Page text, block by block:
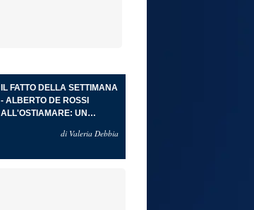
IL FATTO DELLA SETTIMANA
- ALBERTO DE ROSSI
ALL'OSTIAMARE: UN
DIVENTA PROGETTOdi Valeria Debbia